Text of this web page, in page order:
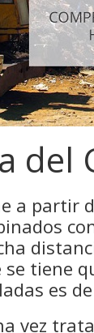
del
a partir
tiene
es
vez